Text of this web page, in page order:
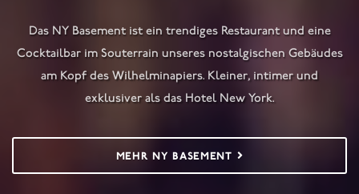
Das NY Basement ist ein trendiges Restaurant und eine
Cocktailbar im Souterrain unseres nostalgischen Gebäudes
am Kopf des Wilhelminapiers. Kleiner, intimer und
exklusiver als das Hotel New York.
MEHR NY BASEMENT